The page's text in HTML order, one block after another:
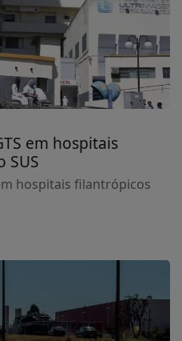
em hospitais
SUS
hospitais filantrópicos